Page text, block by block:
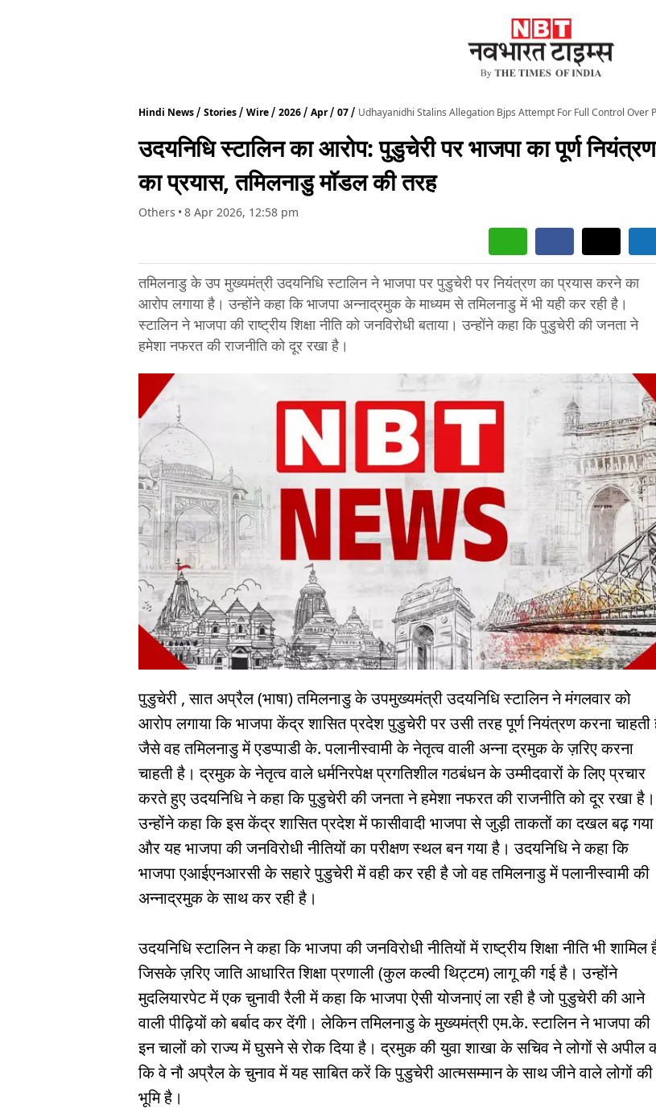
Hindi News Stories Wire 2026 Apr 07 Udhayanidhi Stalins Allegation Bjps Attempt For Full Control Over
उदयनिधि स्टालिन का आरोप: पुडुचेरी पर भाजपा का पूर्ण नियंत्रण
का प्रयास, तमिलनाडु मॉडल की तरह
Others •8 Apr 2026, 12:58 pm
तमिलनाडु के उप मुख्यमंत्री उदयनिधि स्टालिन ने भाजपा पर पुडुचेरी पर नियंत्रण का प्रयास करने का
आरोप लगाया है। उन्होंने कहा कि भाजपा अन्नाद्रमुक के माध्यम से तमिलनाडु में भी यही कर रही है।
स्टालिन ने भाजपा की राष्ट्रीय शिक्षा नीति को जनविरोधी बताया। उन्होंने कहा कि पुडुचेरी की जनता ने
हमेशा नफरत की राजनीति को दूर रखा है।
पुडुचेरी , सात अप्रैल (भाषा) तमिलनाडु के उपमुख्यमंत्री उदयनिधि स्टालिन ने मंगलवार को
आरोप लगाया कि भाजपा केंद्र शासित प्रदेश पुडुचेरी पर उसी तरह पूर्ण नियंत्रण करना चाहती
जैसे वह तमिलनाडु में एडप्पाडी के. पलानीस्वामी के नेतृत्व वाली अन्ना द्रमुक के ज़रिए करना
चाहती है। द्रमुक के नेतृत्व वाले धर्मनिरपेक्ष प्रगतिशील गठबंधन के उम्मीदवारों के लिए प्रचार
करते हुए उदयनिधि ने कहा कि पुडुचेरी की जनता ने हमेशा नफरत की राजनीति को दूर रखा है।
उन्होंने कहा कि इस केंद्र शासित प्रदेश में फासीवादी भाजपा से जुड़ी ताकतों का दखल बढ़
और यह भाजपा की जनविरोधी नीतियों का परीक्षण स्थल बन गया है। उदयनिधि ने कहा कि
भाजपा एआईएनआरसी के सहारे पुडुचेरी में वही कर रही है जो वह तमिलनाडु में पलानीस्वामी की
अन्नाद्रमुक के साथ कर रही है।
उदयनिधि स्टालिन ने कहा कि भाजपा की जनविरोधी नीतियों में राष्ट्रीय शिक्षा नीति भी शामिल
जिसके ज़रिए जाति आधारित शिक्षा प्रणाली (कुल कल्वी थिट्टम) लागू की गई है। उन्होंने
मुदलियारपेट में एक चुनावी रैली में कहा कि भाजपा ऐसी योजनाएं ला रही है जो पुडुचेरी की आने
वाली पीढ़ियों को बर्बाद कर देंगी। लेकिन तमिलनाडु के मुख्यमंत्री एम.के. स्टालिन ने भाजपा की
इन चालों को राज्य में घुसने से रोक दिया है। द्रमुक की युवा शाखा के सचिव ने लोगों से अपील
कि वे नौ अप्रैल के चुनाव में यह साबित करें कि पुडुचेरी आत्मसम्मान के साथ जीने वाले लोगों की
भूमि है।